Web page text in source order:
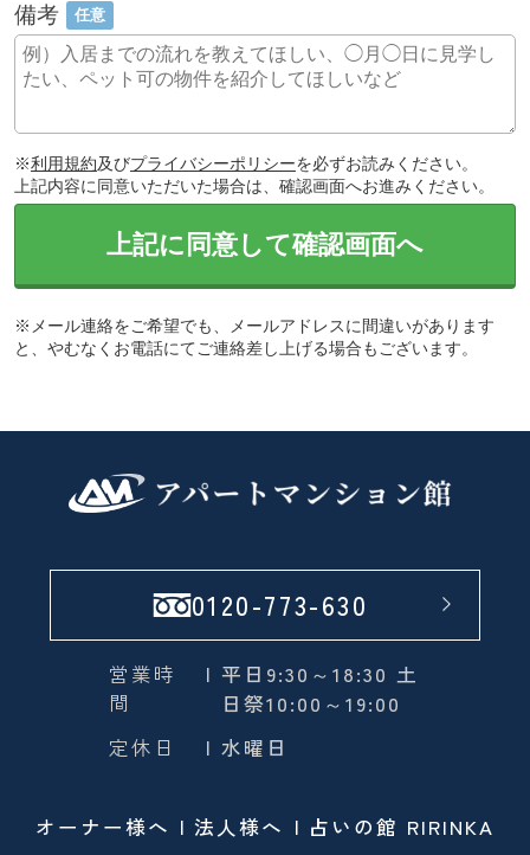
備考 任意
※利用規約及びプライバシーポリシーを必ずお読みください。
上記内容に同意いただいた場合は、確認画面へお進みください。
上記に同意して確認画面へ
※メール連絡をご希望でも、メールアドレスに間違いがあります
と、やむなくお電話にてご連絡差し上げる場合もございます。
0120-773-630
営業時
間
| 平日9:30～18:30 土
日祭10:00～19:00
定休日
| 水曜日
オーナー様へ 法人様へ 占いの館 RIRINKA